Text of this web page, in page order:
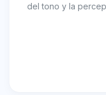
del tono y la